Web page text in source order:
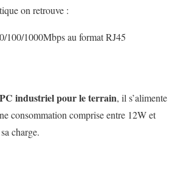
on retrouve :
100/1000Mbps au format RJ45
PC industriel pour le terrain, il s’alimente
consommation comprise entre 12W et
charge.